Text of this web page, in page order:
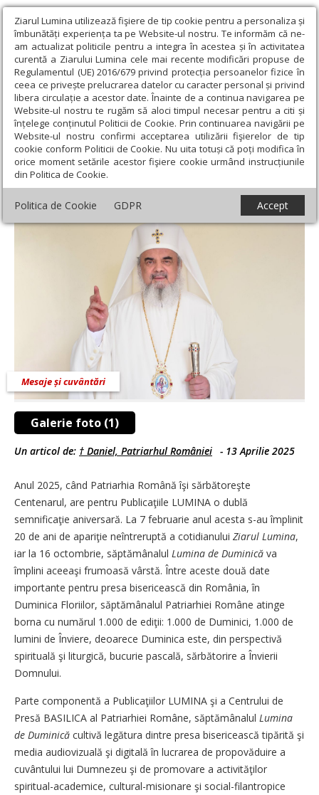
Ziarul Lumina utilizează fişiere de tip cookie pentru a personaliza și
îmbunătăți experiența ta pe Website-ul nostru. Te informăm că ne-
am actualizat politicile pentru a integra în acestea și în activitatea
curentă a Ziarului Lumina cele mai recente modificări propuse de
Regulamentul (UE) 2016/679 privind protecția persoanelor fizice în
ceea ce privește prelucrarea datelor cu caracter personal și privind
libera circulație a acestor date. Înainte de a continua navigarea pe
Website-ul nostru te rugăm să aloci timpul necesar pentru a citi și
înțelege conținutul Politicii de Cookie. Prin continuarea navigării pe
Website-ul nostru confirmi acceptarea utilizării fişierelor de tip
cookie conform Politicii de Cookie. Nu uita totuși că poți modifica în
orice moment setările acestor fişiere cookie urmând instrucțiunile
din Politica de Cookie.
Politica de Cookie GDPR Accept
Ziarul Lumina › Actualitate religioasă › Mesaje și cuvântări ›
1.000 de duminici, 1.000 de lumini de Înviere
1.000 de duminici, 1.000 de lumini de
Înviere
Galerie foto (1)
Mesaje și cuvântări
Un articol de: † Daniel, Patriarhul României - 13 Aprilie 2025
Anul 2025, când Patriarhia Română îşi sărbătoreşte
Centenarul, are pentru Publicaţiile LUMINA o dublă
semnificaţie aniversară. La 7 februarie anul acesta s-au împlinit
20 de ani de apariţie neîntreruptă a cotidianului Ziarul Lumina,
iar la 16 octombrie, săptămânalul Lumina de Duminică va
împlini aceeaşi frumoasă vârstă. Între aceste două date
importante pentru presa bisericească din România, în
Duminica Floriilor, săptămânalul Patriarhiei Române atinge
borna cu numărul 1.000 de ediţii: 1.000 de Duminici, 1.000 de
lumini de Înviere, deoarece Duminica este, din perspectivă
spirituală şi liturgică, bucurie pascală, sărbătorire a Învierii
Domnului.
Parte componentă a Publicaţiilor LUMINA şi a Centrului de
Presă BASILICA al Patriarhiei Române, săptămânalul Lumina
de Duminică cultivă legătura dintre presa bisericească tipărită şi
media audiovizuală şi digitală în lucrarea de propovăduire a
cuvântului lui Dumnezeu şi de promovare a activităţilor
spiritual-academice, cultural-misionare şi social-filantropice